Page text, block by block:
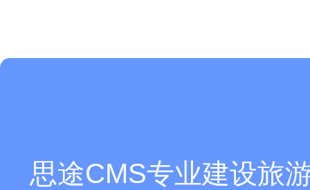
思途CMS专业建设旅